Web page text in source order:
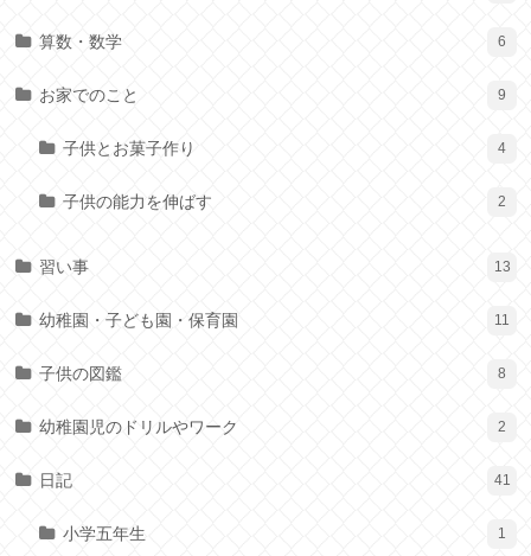
算数・数学 6
お家でのこと 9
子供とお菓子作り 4
子供の能力を伸ばす 2
習い事 13
幼稚園・子ども園・保育園 11
子供の図鑑 8
幼稚園児のドリルやワーク 2
日記 41
小学五年生 1